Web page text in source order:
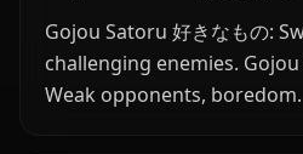
Gojou Satoru 好きなもの:
challenging enemies.
Weak opponents, boredom.